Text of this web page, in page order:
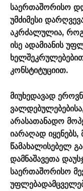
საერთაშორისო
უმძიმესი
აკრძალულია,
ისე ადამიანის
კონსტიტუციით.
მიუხედავად
არასათანადო
იარაღად იყენებს,
წამახალისებელ
დამნაშავეთა
საერთაშორისო